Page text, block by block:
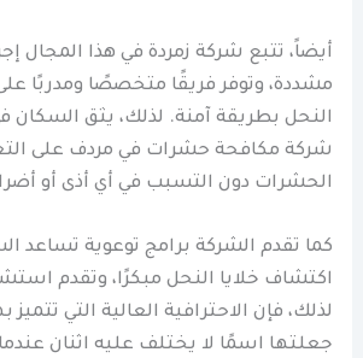
أيضاً، تتبع شركة زمردة في هذا المجال
مشددة، وتوفر فريقًا متخصصًا ومدربًا
النحل بطريقة آمنة. لذلك، يثق السكان
شركة مكافحة حشرات في مردف على
الحشرات دون التسبب في أي أذى أو
كما تقدم الشركة برامج توعوية تساعد
اكتشاف خلايا النحل مبكرًا، وتقدم
لذلك، فإن الاحترافية العالية التي
جعلتها اسمًا لا يختلف عليه اثنان